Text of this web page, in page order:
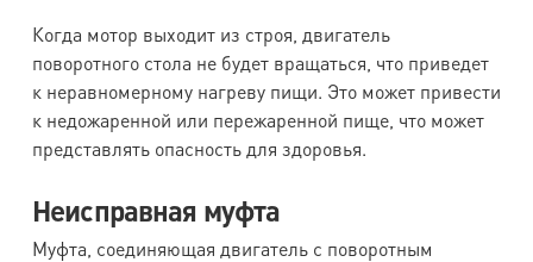
Когда мотор выходит из строя, двигатель
поворотного стола не будет вращаться, что приведет
к неравномерному нагреву пищи. Это может привести
к недожаренной или пережаренной пище, что может
представлять опасность для здоровья.
Неисправная муфта
Муфта, соединяющая двигатель с поворотным